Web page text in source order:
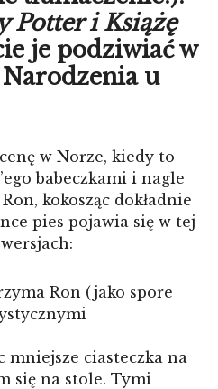
Potter i Książę
je podziwiać w
Narodzenia u
w Norze, kiedy to
babeczkami i nagle
kokosząc dokładnie
pies pojawia się w tej
Ron (jako spore
mniejsze ciasteczka na
się na stole. Tymi